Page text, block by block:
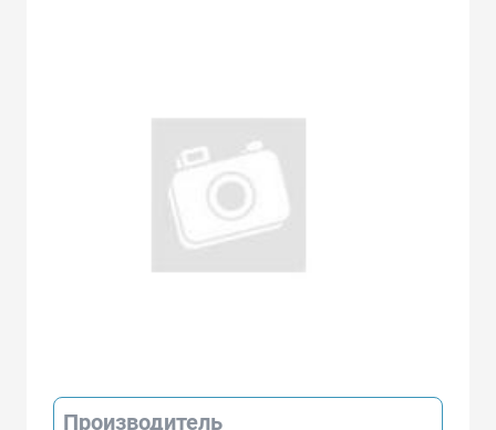
Производитель